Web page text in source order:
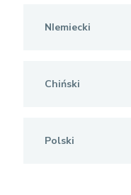
NIemiecki
Chiński
Polski